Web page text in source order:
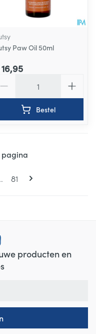
Paw Oil 50ml
Bestel
pagina
Pagina
81
pagina
producten en